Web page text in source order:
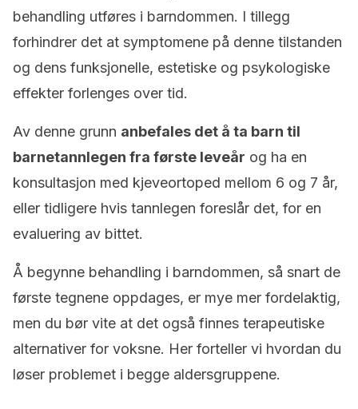
behandling utføres i barndommen. I tillegg
forhindrer det at symptomene på denne tilstanden
og dens funksjonelle, estetiske og psykologiske
effekter forlenges over tid.
Av denne grunn anbefales det å ta barn til
barnetannlegen fra første leveår og ha en
konsultasjon med kjeveortoped mellom 6 og 7 år,
eller tidligere hvis tannlegen foreslår det, for en
evaluering av bittet.
Å begynne behandling i barndommen, så snart de
første tegnene oppdages, er mye mer fordelaktig,
men du bør vite at det også finnes terapeutiske
alternativer for voksne. Her forteller vi hvordan du
løser problemet i begge aldersgruppene.